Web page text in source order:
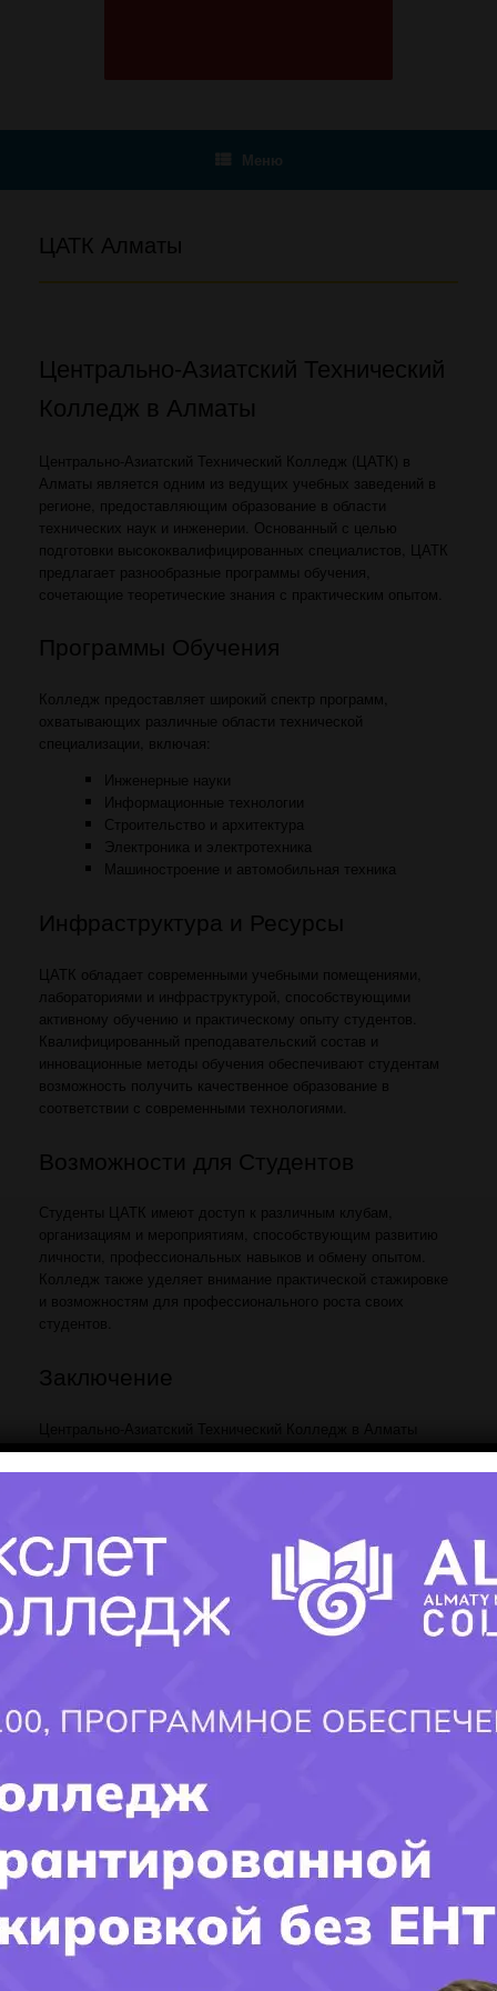
Меню
ЦАТК Алматы
Центрально-Азиатский Технический
Колледж в Алматы
Центрально-Азиатский Технический Колледж (ЦАТК) в
Алматы является одним из ведущих учебных заведений в
регионе, предоставляющим образование в области
технических наук и инженерии. Основанный с целью
подготовки высококвалифицированных специалистов, ЦАТК
предлагает разнообразные программы обучения,
сочетающие теоретические знания с практическим опытом.
Программы Обучения
Колледж предоставляет широкий спектр программ,
охватывающих различные области технической
специализации, включая:
Инженерные науки
Информационные технологии
Строительство и архитектура
Электроника и электротехника
Машиностроение и автомобильная техника
Инфраструктура и Ресурсы
ЦАТК обладает современными учебными помещениями,
лабораториями и инфраструктурой, способствующими
активному обучению и практическому опыту студентов.
Квалифицированный преподавательский состав и
инновационные методы обучения обеспечивают студентам
возможность получить качественное образование в
соответствии с современными технологиями.
Возможности для Студентов
Студенты ЦАТК имеют доступ к различным клубам,
организациям и мероприятиям, способствующим развитию
личности, профессиональных навыков и обмену опытом.
Колледж также уделяет внимание практической стажировке
и возможностям для профессионального роста своих
студентов.
Заключение
представляет собой учебное заведение, стремящееся
обеспечить студентам качественное образование в
инноваций.
Пожалуйста, уточните
если вам нужна дополнительная
информация о ЦАТК в Алматы
Заполните форму и получите ответ
на интересующий ВАС вопрос!!!
Имя поступающего(-ей):
Фамилия Поступающего(-ей):
Город поступления: